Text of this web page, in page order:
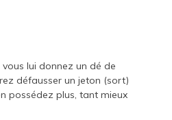
lui donnez un dé de
défausser un jeton (sort)
possédez plus, tant mieux